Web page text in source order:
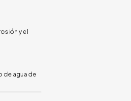
y el
de agua de